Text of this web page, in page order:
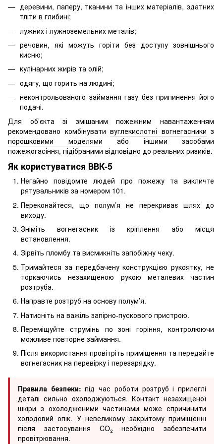
деревини, паперу, тканини та інших матеріалів, здатних
тліти в глибині;
лужних і лужноземельних металів;
речовин, які можуть горіти без доступу зовнішнього
кисню;
кулінарних жирів та олій;
одягу, що горить на людині;
неконтрольованого займання газу без припинення його
подачі.
Для об’єкта зі змішаним пожежним навантаженням
рекомендовано комбінувати вуглекислотні вогнегасники з
порошковими моделями або іншими засобами
пожежогасіння, підібраними відповідно до реальних ризиків.
Як користуватися ВВК-5
Негайно повідомте людей про пожежу та викличте
рятувальників за номером 101.
Переконайтеся, що полум’я не перекриває шлях до
виходу.
Зніміть вогнегасник із кріплення або місця
встановлення.
Зірвіть пломбу та висмикніть запобіжну чеку.
Тримайтеся за передбачену конструкцією рукоятку, не
торкаючись незахищеною рукою металевих частин
розтруба.
Направте розтруб на основу полум’я.
Натисніть на важіль запірно-пускового пристрою.
Переміщуйте струмінь по зоні горіння, контролюючи
можливе повторне займання.
Після використання провітріть приміщення та передайте
вогнегасник на перевірку і перезарядку.
Правила безпеки: під час роботи розтруб і прилеглі
деталі сильно охолоджуються. Контакт незахищеної
шкіри з охолодженими частинами може спричинити
холодовий опік. У невеликому закритому приміщенні
після застосування CO₂ необхідно забезпечити
провітрювання.